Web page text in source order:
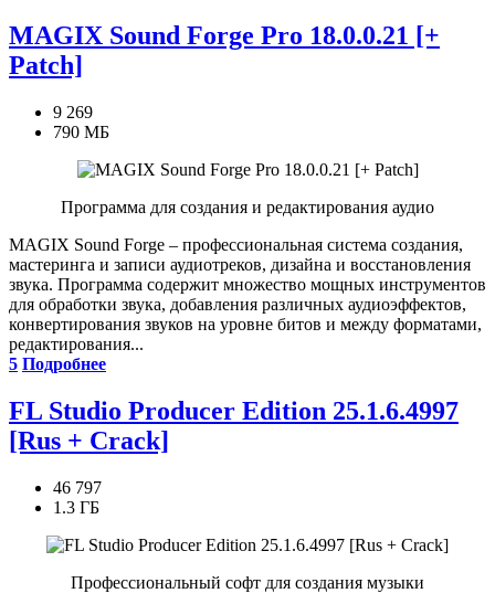
MAGIX Sound Forge Pro 18.0.0.21 [+
Patch]
9 269
790 МБ
Программа для создания и редактирования аудио
MAGIX Sound Forge – профессиональная система создания,
мастеринга и записи аудиотреков, дизайна и восстановления
звука. Программа содержит множество мощных инструментов
для обработки звука, добавления различных аудиоэффектов,
конвертирования звуков на уровне битов и между форматами,
редактирования...
5 Подробнее
FL Studio Producer Edition 25.1.6.4997
[Rus + Crack]
46 797
1.3 ГБ
Профессиональный софт для создания музыки